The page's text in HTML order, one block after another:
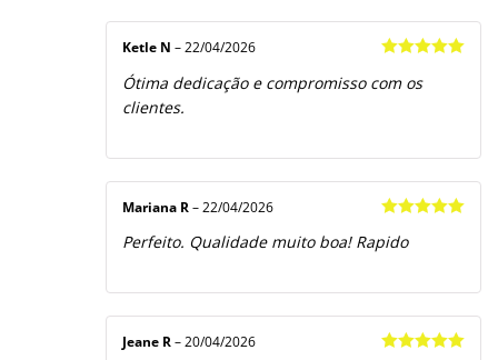
de 5
Ketle N – 22/04/2026
Ótima dedicação e compromisso com os
clientes.
de 5
Mariana R – 22/04/2026
Perfeito. Qualidade muito boa! Rapido
Jeane R – 20/04/2026